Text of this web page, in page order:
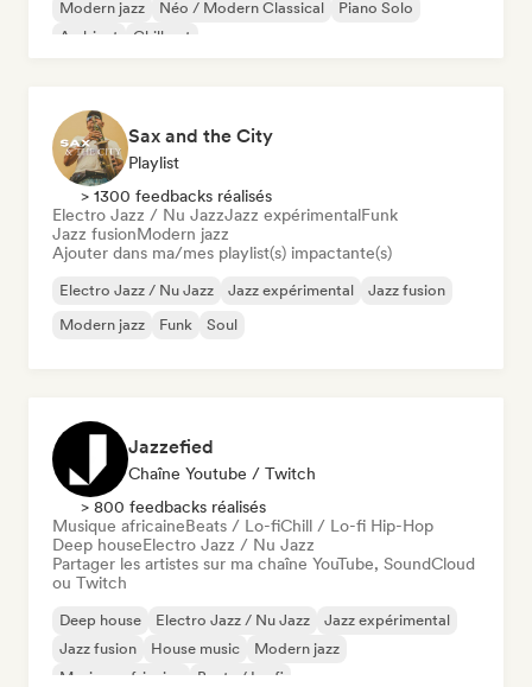
Modern jazz
Néo / Modern Classical
Piano Solo
Ambient
Chill out
Sax and the City
Playlist
> 1300 feedbacks réalisés
Electro Jazz / Nu JazzJazz expérimentalFunk
Jazz fusionModern jazz
Ajouter dans ma/mes playlist(s) impactante(s)
Electro Jazz / Nu Jazz Jazz expérimental
Jazz fusion
Modern jazz
Funk Soul
Jazzefied
Chaîne Youtube / Twitch
> 800 feedbacks réalisés
Musique africaineBeats / Lo-fiChill / Lo-fi Hip-Hop
Deep houseElectro Jazz / Nu Jazz
Partager les artistes sur ma chaîne YouTube, SoundCloud
ou Twitch
Deep house Electro Jazz / Nu Jazz
Jazz expérimental
Jazz fusion
House music
Modern jazz
Musique africaine
Beats / Lo-fi